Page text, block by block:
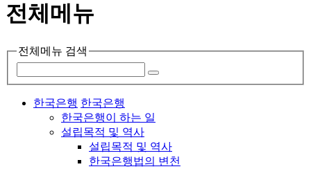
전체메뉴
전체메뉴 검색
한국은행 한국은행
한국은행이 하는 일
설립목적 및 역사
설립목적 및 역사
한국은행법의 변천